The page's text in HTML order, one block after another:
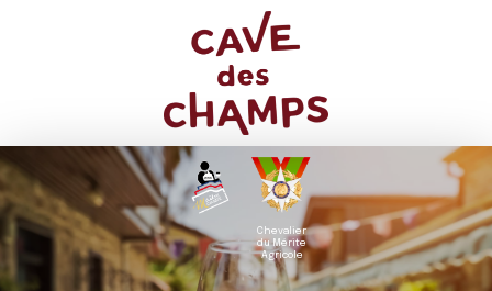
Chevalier
du Mérite
Agricole